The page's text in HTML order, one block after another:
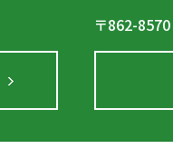
〒862-8570